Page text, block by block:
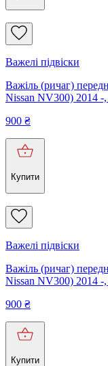
Важелі підвіски
Важіль (ричаг)
Nissan NV300) 2014 -
900 ₴
Купити
Важелі підвіски
Важіль (ричаг)
Nissan NV300) 2014 -
900 ₴
Купити